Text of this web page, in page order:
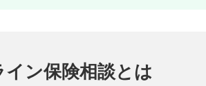
イン保険相談とは